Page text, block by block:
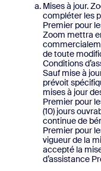
Mises à jour.
compléter les
Premier pour
Zoom mettra
de toute
Conditions
Sauf mise à
prévoit
mises à jour
Premier pour
(10) jours
continue de
Premier pour
vigueur de la
accepté la
d’assistance